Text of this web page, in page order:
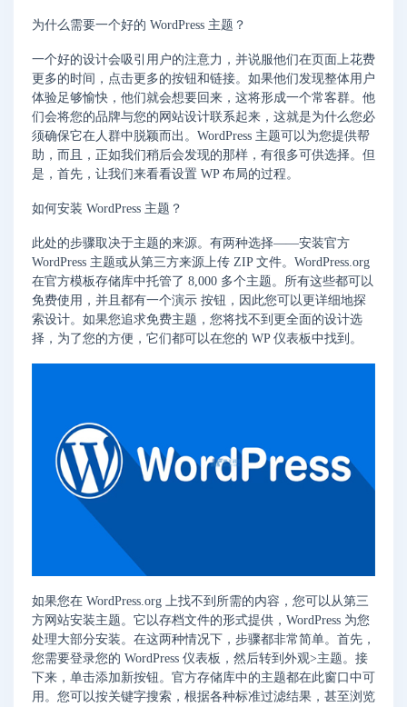
为什么需要一个好的 WordPress 主题？
一个好的设计会吸引用户的注意力，并说服他们在页面上花费
更多的时间，点击更多的按钮和链接。如果他们发现整体用户
体验足够愉快，他们就会想要回来，这将形成一个常客群。他
们会将您的品牌与您的网站设计联系起来，这就是为什么您必
须确保它在人群中脱颖而出。WordPress 主题可以为您提供帮
助，而且，正如我们稍后会发现的那样，有很多可供选择。但
是，首先，让我们来看看设置 WP 布局的过程。
如何安装 WordPress 主题？
此处的步骤取决于主题的来源。有两种选择——安装官方
WordPress 主题或从第三方来源上传 ZIP 文件。WordPress.org
在官方模板存储库中托管了 8,000 多个主题。所有这些都可以
免费使用，并且都有一个演示 按钮，因此您可以更详细地探
索设计。如果您追求免费主题，您将找不到更全面的设计选
择，为了您的方便，它们都可以在您的 WP 仪表板中找到。
如果您在 WordPress.org 上找不到所需的内容，您可以从第三
方网站安装主题。它以存档文件的形式提供，WordPress 为您
处理大部分安装。在这两种情况下，步骤都非常简单。首先，
您需要登录您的 WordPress 仪表板，然后转到外观>主题。接
下来，单击添加新按钮。官方存储库中的主题都在此窗口中可
用。您可以按关键字搜索，根据各种标准过滤结果，甚至浏览